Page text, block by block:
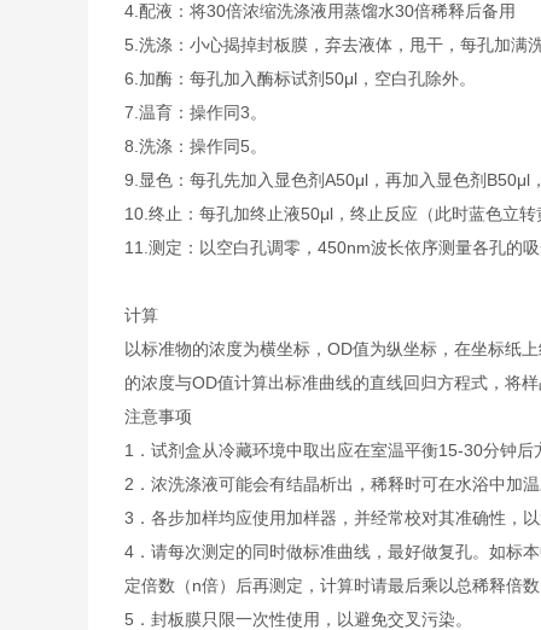
4. 配液：将30倍浓缩洗涤液用蒸馏水30倍稀释后备用
5. 洗涤：小心揭掉封板膜，弃去液体，甩干，每孔加满
6. 加酶：每孔加入酶标试剂50μl，空白孔除外。
7. 温育：操作同3。
8. 洗涤：操作同5。
9. 显色：每孔先加入显色剂A50μl，再加入显色剂
10. 终止：每孔加终止液50μl，终止反应（此时蓝色立转
11. 测定：以空白孔调零，450nm波长依序测量各孔的
计算
以标准物的浓度为横坐标，OD值为纵坐标，在坐标纸
的浓度与OD值计算出标准曲线的直线回归方程式，将
注意事项
1．试剂盒从冷藏环境中取出应在室温平衡15-30分钟
2．浓洗涤液可能会有结晶析出，稀释时可在水浴中加
3．各步加样均应使用加样器，并经常校对其准确性，
4．请每次测定的同时做标准曲线，最好做复孔。如标
定倍数（n倍）后再测定，计算时请最后乘以总稀释倍
5．封板膜只限一次性使用，以避免交叉污染。